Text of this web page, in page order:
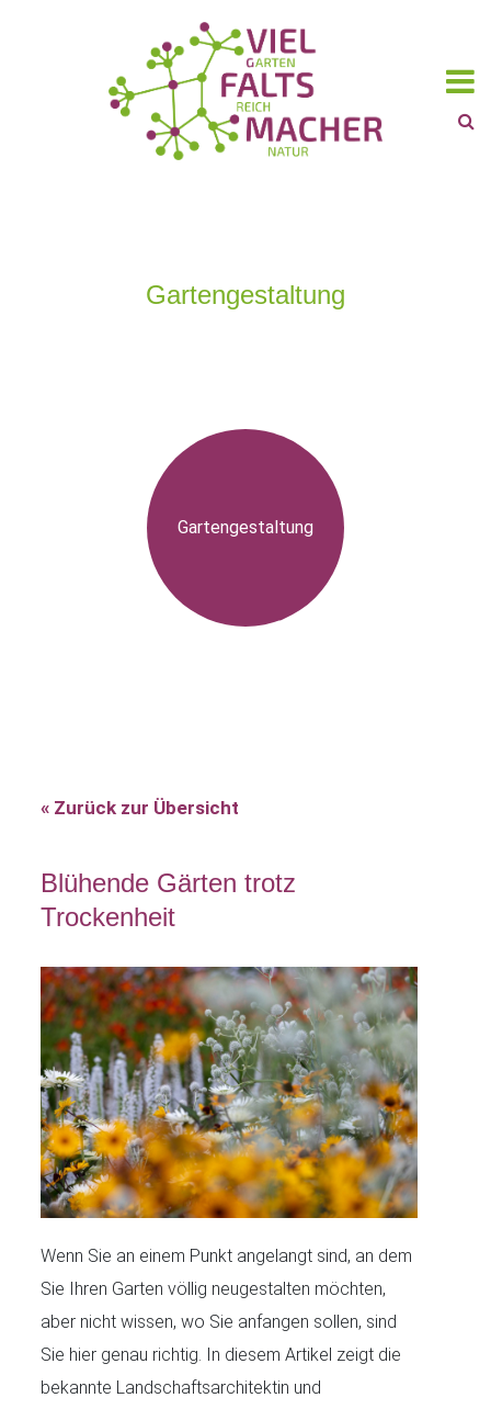
Gartengestaltung
Gartengestaltung
« Zurück zur Übersicht
Blühende Gärten trotz
Trockenheit
Wenn Sie an einem Punkt angelangt sind, an dem
Sie Ihren Garten völlig neugestalten möchten,
aber nicht wissen, wo Sie anfangen sollen, sind
Sie hier genau richtig. In diesem Artikel zeigt die
bekannte Landschaftsarchitektin und